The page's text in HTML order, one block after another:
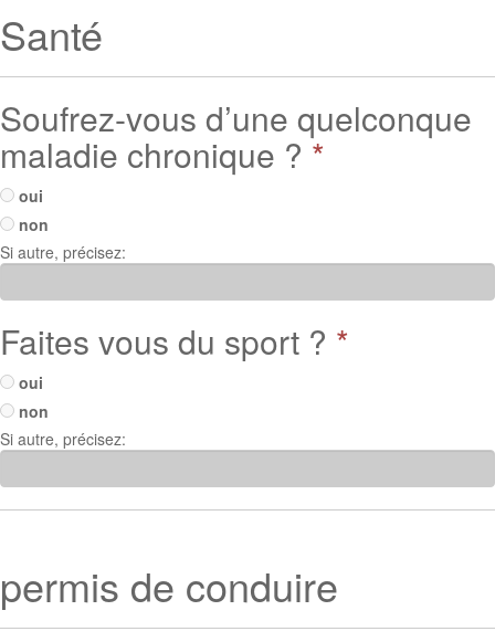
Santé
Soufrez-vous d’une quelconque
maladie chronique ? *
oui
non
Si autre, précisez:
Faites vous du sport ? *
oui
non
Si autre, précisez:
permis de conduire